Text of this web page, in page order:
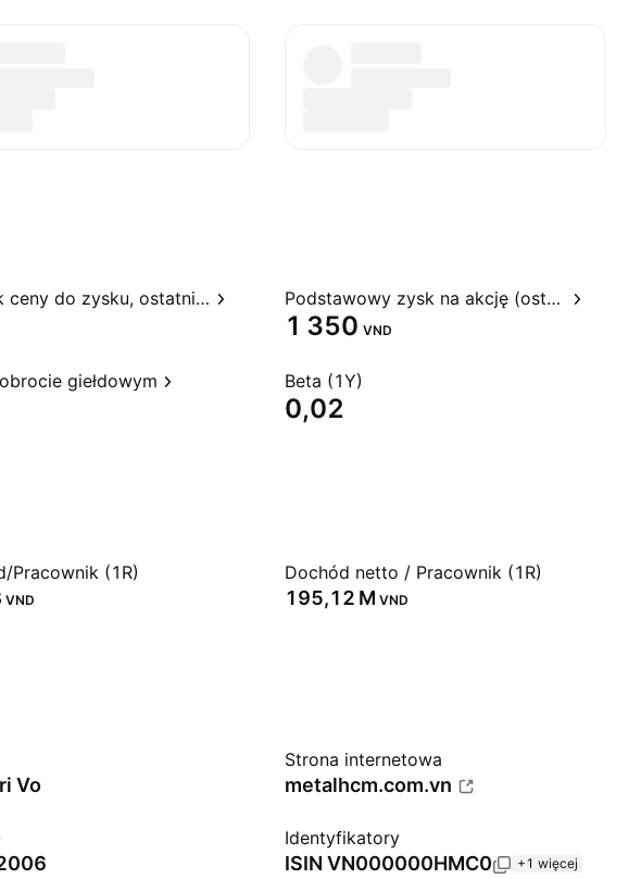
Stosunek ceny do zysku, ostatnie 12 miesięcy Podstawowy zysk na akcję (ostatnie 12 miesięcy)
1 350 VND
giełdowym Beta (1Y)
0,02
Pracownik (1R)
VND
Dochód netto / Pracownik (1R)
‪195,12 M‬ VND
Vo
Strona internetowa
metalhcm.com.vn
Identyfikatory
ISIN VN000000HMC0 +1 więcej